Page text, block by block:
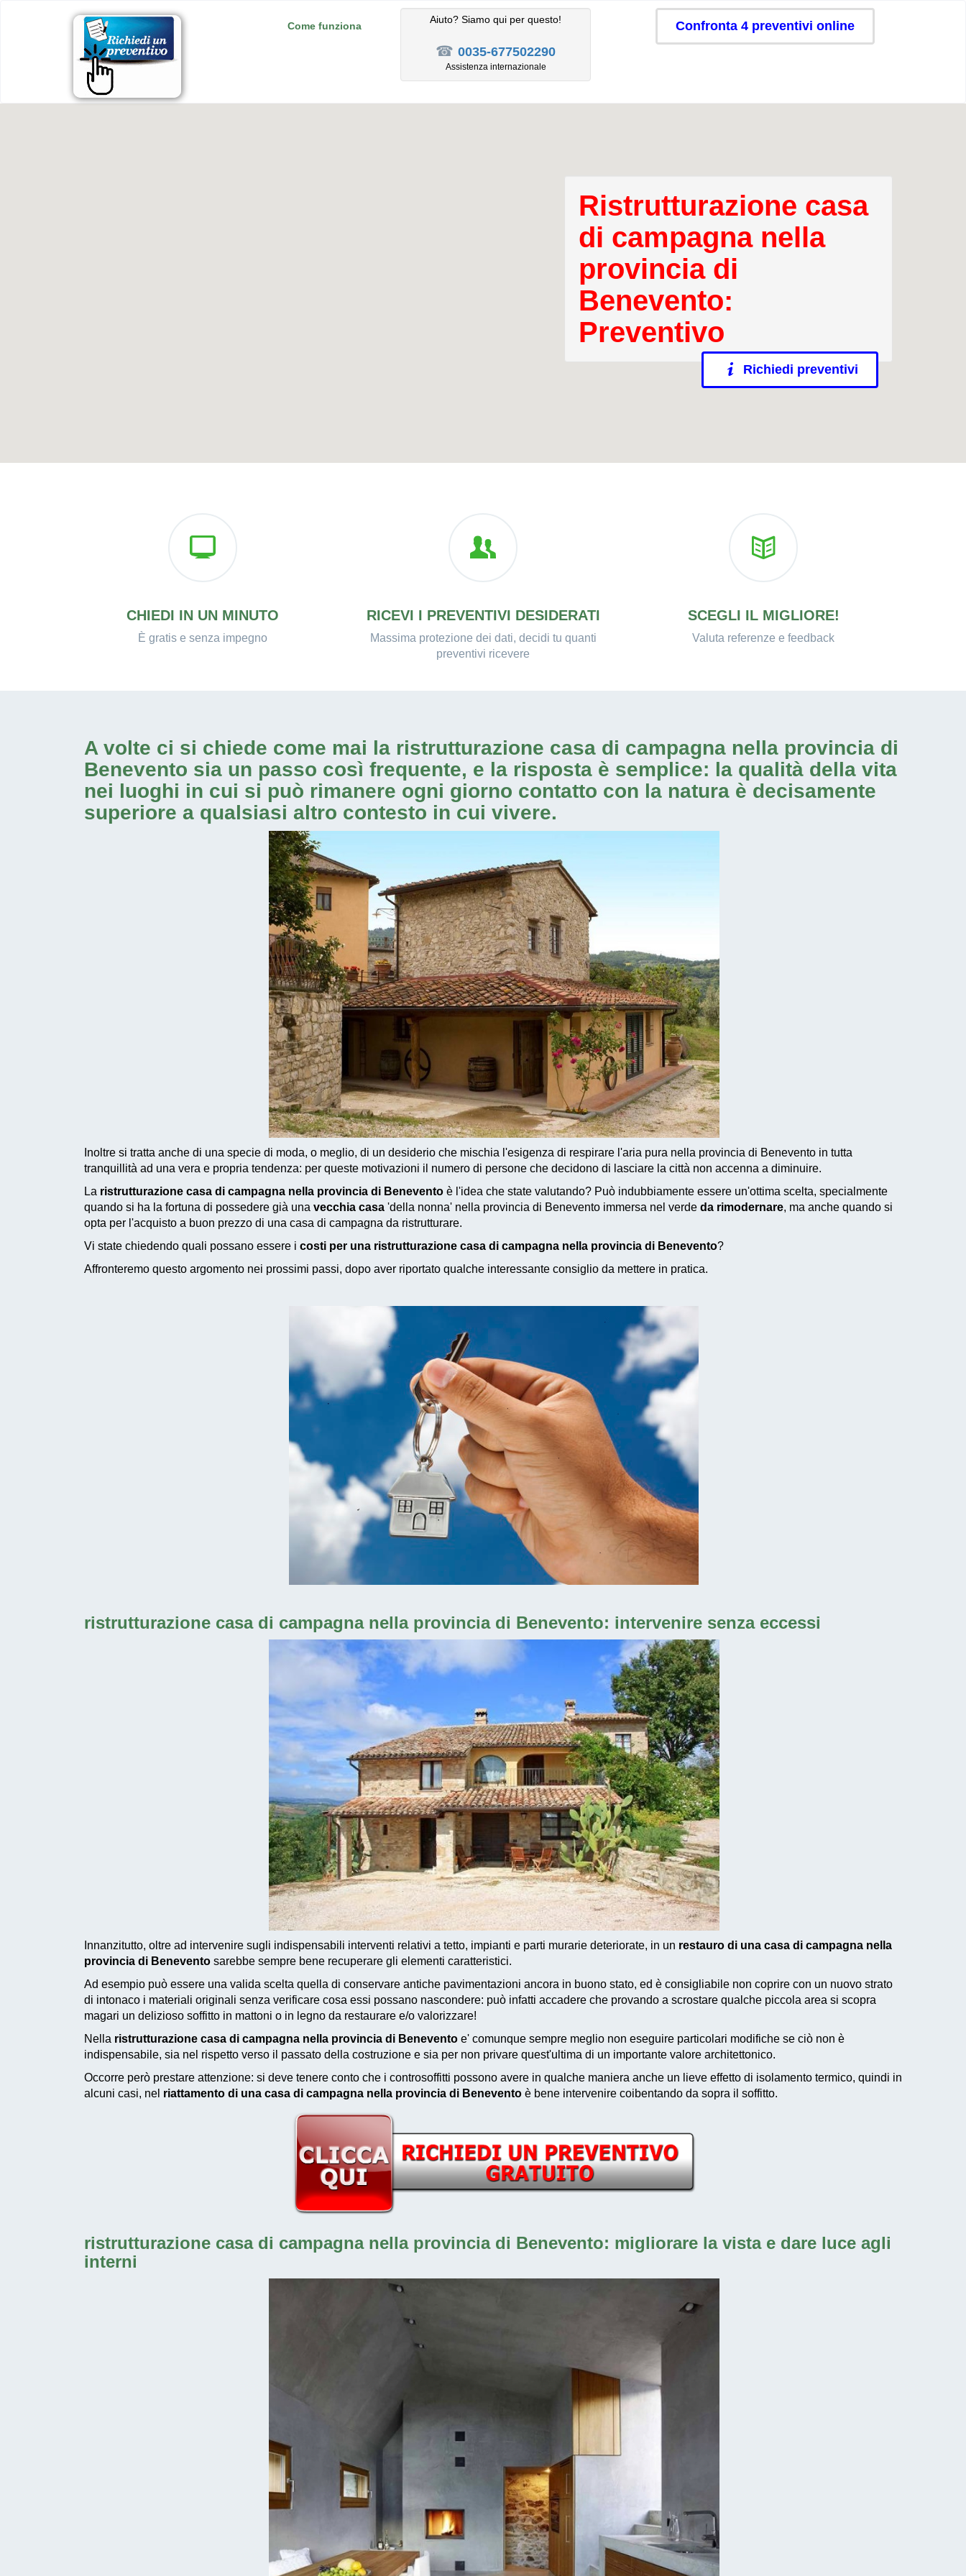
Come funziona
Aiuto? Siamo qui per questo!
☎ 0035-677502290
Assistenza internazionale
Confronta 4 preventivi online
Ristrutturazione casa
di campagna nella
provincia di
Benevento:
Preventivo
Richiedi preventivi
CHIEDI IN UN MINUTO
È gratis e senza impegno
RICEVI I PREVENTIVI DESIDERATI
Massima protezione dei dati, decidi tu quanti
preventivi ricevere
SCEGLI IL MIGLIORE!
Valuta referenze e feedback
A volte ci si chiede come mai la ristrutturazione casa di campagna nella provincia di
Benevento sia un passo così frequente, e la risposta è semplice: la qualità della vita
nei luoghi in cui si può rimanere ogni giorno contatto con la natura è decisamente
superiore a qualsiasi altro contesto in cui vivere.
Inoltre si tratta anche di una specie di moda, o meglio, di un desiderio che mischia l'esigenza di respirare l'aria pura nella provincia di Benevento in tutta
tranquillità ad una vera e propria tendenza: per queste motivazioni il numero di persone che decidono di lasciare la città non accenna a diminuire.
La ristrutturazione casa di campagna nella provincia di Benevento è l'idea che state valutando? Può indubbiamente essere un'ottima scelta, specialmente
quando si ha la fortuna di possedere già una vecchia casa 'della nonna' nella provincia di Benevento immersa nel verde da rimodernare, ma anche quando si
opta per l'acquisto a buon prezzo di una casa di campagna da ristrutturare.
Vi state chiedendo quali possano essere i costi per una ristrutturazione casa di campagna nella provincia di Benevento?
Affronteremo questo argomento nei prossimi passi, dopo aver riportato qualche interessante consiglio da mettere in pratica.
ristrutturazione casa di campagna nella provincia di Benevento: intervenire senza eccessi
Innanzitutto, oltre ad intervenire sugli indispensabili interventi relativi a tetto, impianti e parti murarie deteriorate, in un restauro di una casa di campagna nella
provincia di Benevento sarebbe sempre bene recuperare gli elementi caratteristici.
Ad esempio può essere una valida scelta quella di conservare antiche pavimentazioni ancora in buono stato, ed è consigliabile non coprire con un nuovo strato
di intonaco i materiali originali senza verificare cosa essi possano nascondere: può infatti accadere che provando a scrostare qualche piccola area si scopra
magari un delizioso soffitto in mattoni o in legno da restaurare e/o valorizzare!
Nella ristrutturazione casa di campagna nella provincia di Benevento e' comunque sempre meglio non eseguire particolari modifiche se ciò non è
indispensabile, sia nel rispetto verso il passato della costruzione e sia per non privare quest'ultima di un importante valore architettonico.
Occorre però prestare attenzione: si deve tenere conto che i controsoffitti possono avere in qualche maniera anche un lieve effetto di isolamento termico, quindi in
alcuni casi, nel riattamento di una casa di campagna nella provincia di Benevento è bene intervenire coibentando da sopra il soffitto.
ristrutturazione casa di campagna nella provincia di Benevento: migliorare la vista e dare luce agli
interni